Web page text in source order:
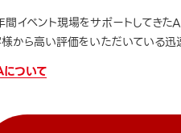
イベント現場をサポートしてきた
から高い評価をいただいている迅
ついて